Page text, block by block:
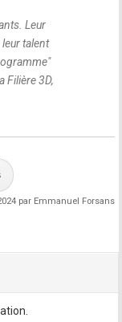
Leur
talent
"
Filière 3D,
par Emmanuel Forsans